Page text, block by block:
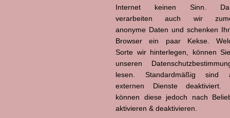
Hier ansehen:
Internet keinen Sinn.
verarbeiten auch wir
anonyme Daten und schenken
Browser ein paar Kekse.
Sorte wir hinterlegen, können
unseren
lesen. Standardmäßig sind
externen Dienste deaktiviert.
können diese jedoch nach
aktivieren & deaktivieren.